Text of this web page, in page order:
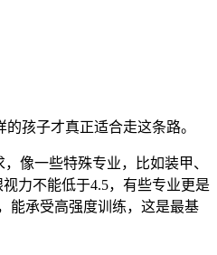
孩子才真正适合走这条路。
像一些特殊专业，比如装甲、
力不能低于4.5，有些专业更是
能承受高强度训练，这是最基